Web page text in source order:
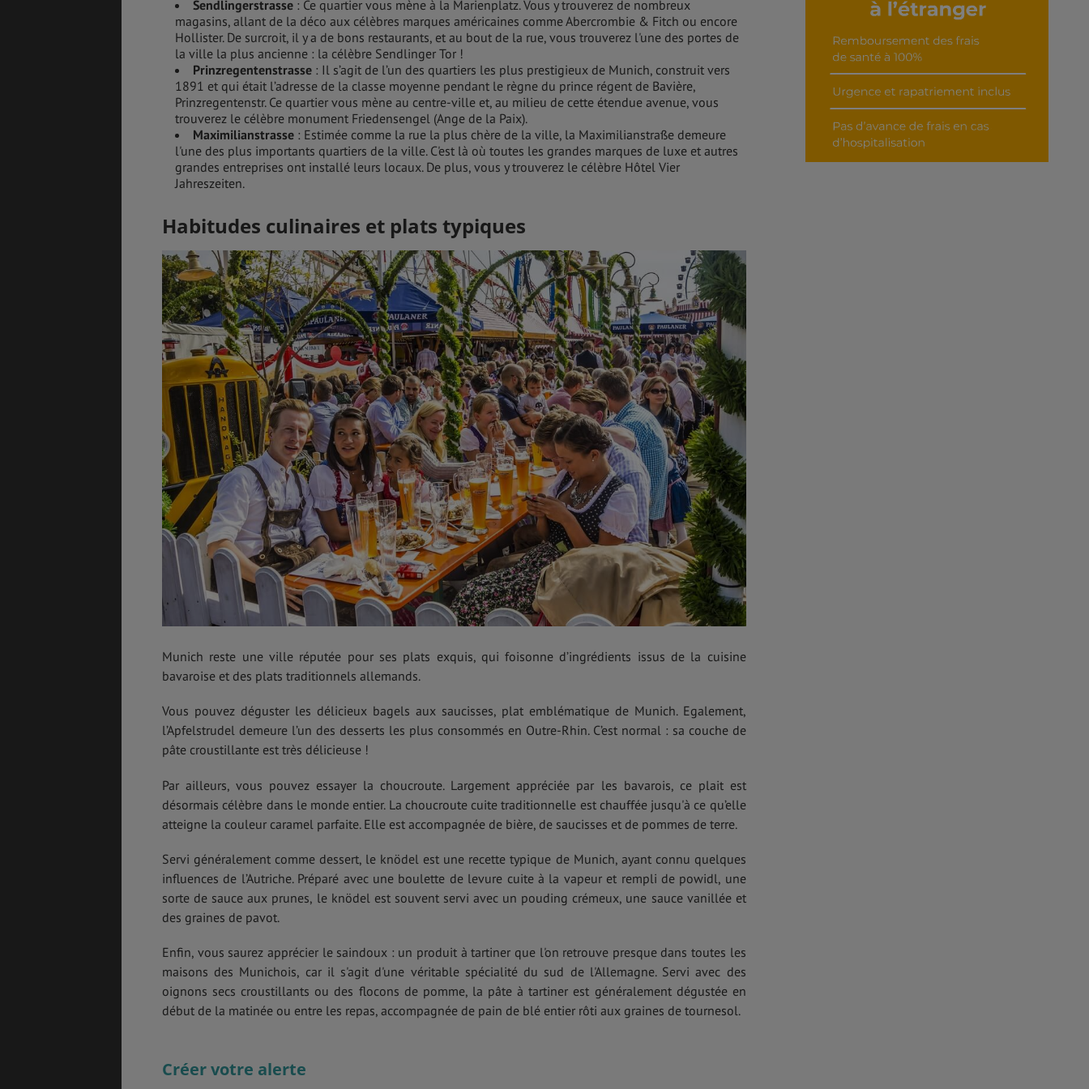
Sendlingerstrasse : Ce quartier vous mène à la Marienplatz. Vous y trouverez de nombreux
magasins, allant de la déco aux célèbres marques américaines comme Abercrombie & Fitch ou encore
Hollister. De surcroit, il y a de bons restaurants, et au bout de la rue, vous trouverez l'une des portes de
la ville la plus ancienne : la célèbre Sendlinger Tor !
Prinzregentenstrasse : Il s’agit de l’un des quartiers les plus prestigieux de Munich, construit vers
1891 et qui était l’adresse de la classe moyenne pendant le règne du prince régent de Bavière,
Prinzregentenstr. Ce quartier vous mène au centre-ville et, au milieu de cette étendue avenue, vous
trouverez le célèbre monument Friedensengel (Ange de la Paix).
Maximilianstrasse : Estimée comme la rue la plus chère de la ville, la Maximilianstraße demeure
l'une des plus importants quartiers de la ville. C'est là où toutes les grandes marques de luxe et autres
grandes entreprises ont installé leurs locaux. De plus, vous y trouverez le célèbre Hôtel Vier
Jahreszeiten.
Habitudes culinaires et plats typiques
Munich reste une ville réputée pour ses plats exquis, qui foisonne d’ingrédients issus de la cuisine
bavaroise et des plats traditionnels allemands.
Vous pouvez déguster les délicieux bagels aux saucisses, plat emblématique de Munich. Egalement,
l’Apfelstrudel demeure l’un des desserts les plus consommés en Outre-Rhin. C’est normal : sa couche de
pâte croustillante est très délicieuse !
Par ailleurs, vous pouvez essayer la choucroute. Largement appréciée par les bavarois, ce plait est
désormais célèbre dans le monde entier. La choucroute cuite traditionnelle est chauffée jusqu'à ce qu’elle
atteigne la couleur caramel parfaite. Elle est accompagnée de bière, de saucisses et de pommes de terre.
Servi généralement comme dessert, le knödel est une recette typique de Munich, ayant connu quelques
influences de l’Autriche. Préparé avec une boulette de levure cuite à la vapeur et rempli de powidl, une
sorte de sauce aux prunes, le knödel est souvent servi avec un pouding crémeux, une sauce vanillée et
des graines de pavot.
Enfin, vous saurez apprécier le saindoux : un produit à tartiner que l'on retrouve presque dans toutes les
maisons des Munichois, car il s'agit d'une véritable spécialité du sud de l'Allemagne. Servi avec des
oignons secs croustillants ou des flocons de pomme, la pâte à tartiner est généralement dégustée en
début de la matinée ou entre les repas, accompagnée de pain de blé entier rôti aux graines de tournesol.
Créer votre alerte